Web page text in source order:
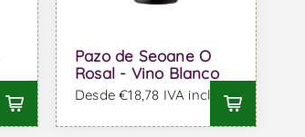
Pazo de Seoane O
Rosal - Vino Blanco
Desde €18,78 IVA incl.